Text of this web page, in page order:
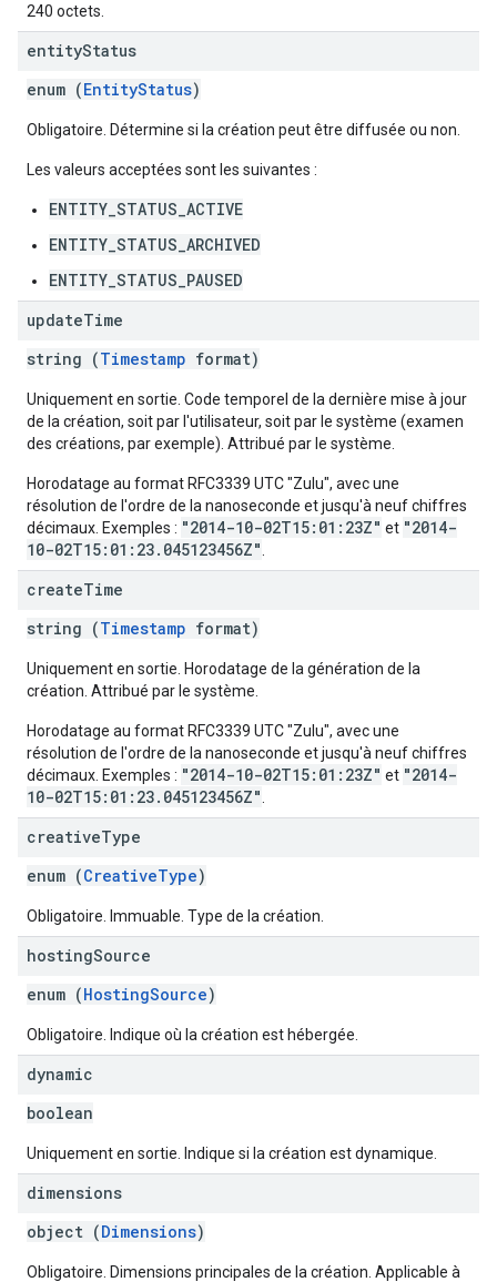
240 octets.
entityStatus
enum (EntityStatus)
Obligatoire. Détermine si la création peut être diffusée ou non.
Les valeurs acceptées sont les suivantes :
ENTITY_STATUS_ACTIVE
ENTITY_STATUS_ARCHIVED
ENTITY_STATUS_PAUSED
updateTime
string (Timestamp format)
Uniquement en sortie. Code temporel de la dernière mise à jour
de la création, soit par l'utilisateur, soit par le système (examen
des créations, par exemple). Attribué par le système.
Horodatage au format RFC3339 UTC "Zulu", avec une
résolution de l'ordre de la nanoseconde et jusqu'à neuf chiffres
décimaux. Exemples : "2014-10-02T15:01:23Z" et "2014-
10-02T15:01:23.045123456Z"
createTime
string (Timestamp format)
Uniquement en sortie. Horodatage de la génération de la
création. Attribué par le système.
Horodatage au format RFC3339 UTC "Zulu", avec une
résolution de l'ordre de la nanoseconde et jusqu'à neuf chiffres
décimaux. Exemples : "2014-10-02T15:01:23Z" et "2014-
10-02T15:01:23.045123456Z"
creativeType
enum (CreativeType)
Obligatoire. Immuable. Type de la création.
hostingSource
enum (HostingSource)
Obligatoire. Indique où la création est hébergée.
dynamic
boolean
Uniquement en sortie. Indique si la création est dynamique.
dimensions
object (Dimensions)
Obligatoire. Dimensions principales de la création. Applicable à